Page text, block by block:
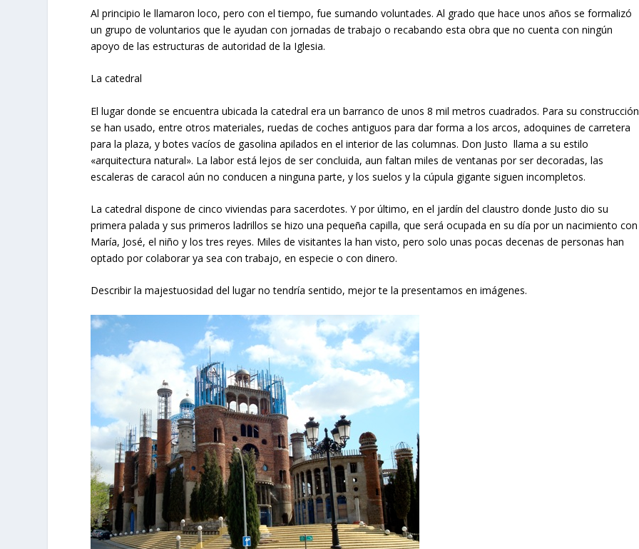
Al principio le llamaron loco, pero con el tiempo, fue sumando voluntades. Al grado que hace unos años se formalizó
un grupo de voluntarios que le ayudan con jornadas de trabajo o recabando esta obra que no cuenta con ningún
apoyo de las estructuras de autoridad de la Iglesia.
La catedral
El lugar donde se encuentra ubicada la catedral era un barranco de unos 8 mil metros cuadrados. Para su construcción
se han usado, entre otros materiales, ruedas de coches antiguos para dar forma a los arcos, adoquines de carretera
para la plaza, y botes vacíos de gasolina apilados en el interior de las columnas. Don Justo llama a su estilo
«arquitectura natural». La labor está lejos de ser concluida, aun faltan miles de ventanas por ser decoradas, las
escaleras de caracol aún no conducen a ninguna parte, y los suelos y la cúpula gigante siguen incompletos.
La catedral dispone de cinco viviendas para sacerdotes. Y por último, en el jardín del claustro donde Justo dio su
primera palada y sus primeros ladrillos se hizo una pequeña capilla, que será ocupada en su día por un nacimiento con
María, José, el niño y los tres reyes. Miles de visitantes la han visto, pero solo unas pocas decenas de personas han
optado por colaborar ya sea con trabajo, en especie o con dinero.
Describir la majestuosidad del lugar no tendría sentido, mejor te la presentamos en imágenes.